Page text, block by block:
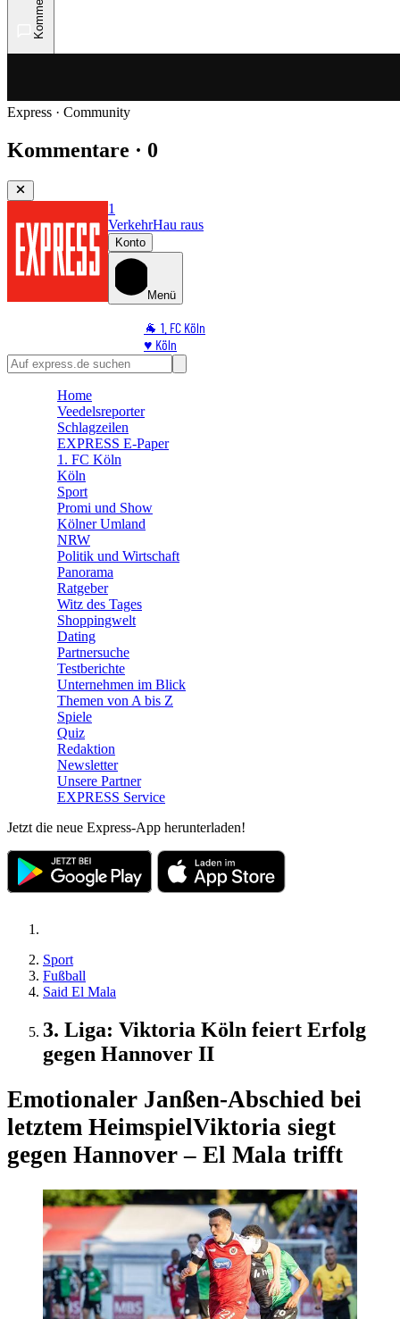
Express · Community
Kommentare · 0
1
VerkehrHau raus
Konto
Menü
🐐 1. FC Köln
♥️ Köln
⭐ Promi
🛒 Shoppingwelt
Home
Veedelsreporter
Schlagzeilen
EXPRESS E-Paper
1. FC Köln
Köln
Sport
Promi und Show
Kölner Umland
NRW
Politik und Wirtschaft
Panorama
Ratgeber
Witz des Tages
Shoppingwelt
Dating
Partnersuche
Testberichte
Unternehmen im Blick
Themen von A bis Z
Spiele
Quiz
Redaktion
Newsletter
Unsere Partner
EXPRESS Service
Jetzt die neue Express-App herunterladen!
Sport
Fußball
Said El Mala
3. Liga: Viktoria Köln feiert Erfolg
gegen Hannover II
Emotionaler Janßen-Abschied bei
letztem HeimspielViktoria siegt
gegen Hannover – El Mala trifft